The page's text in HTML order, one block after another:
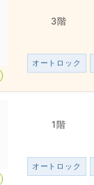
3階
オートロック
1階
オートロック